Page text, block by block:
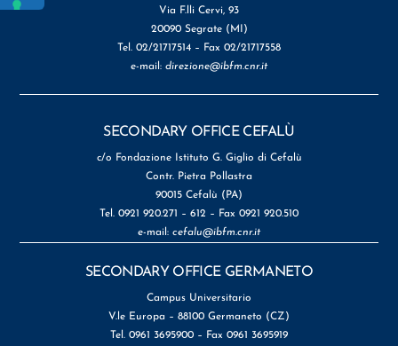
Via F.lli Cervi, 93
20090 Segrate (MI)
Tel. 02/21717514 – Fax 02/21717558
e-mail: direzione@ibfm.cnr.it
SECONDARY OFFICE CEFALÙ
c/o Fondazione Istituto G. Giglio di Cefalù
Contr. Pietra Pollastra
90015 Cefalù (PA)
Tel. 0921 920.271 – 612 – Fax 0921 920.510
e-mail: cefalu@ibfm.cnr.it
SECONDARY OFFICE GERMANETO
Campus Universitario
V.le Europa – 88100 Germaneto (CZ)
Tel. 0961 3695900 – Fax 0961 3695919